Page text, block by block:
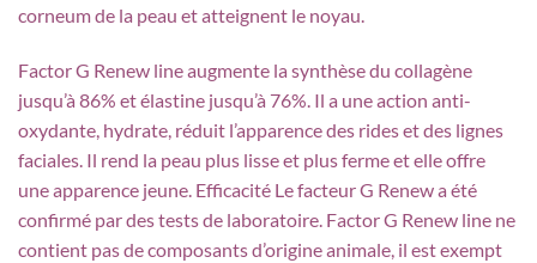
corneum de la peau et atteignent le noyau.
Factor G Renew line augmente la synthèse du collagène
jusqu’à 86% et élastine jusqu’à 76%. Il a une action anti-
oxydante, hydrate, réduit l’apparence des rides et des lignes
faciales. Il rend la peau plus lisse et plus ferme et elle offre
une apparence jeune. Efficacité Le facteur G Renew a été
confirmé par des tests de laboratoire. Factor G Renew line ne
contient pas de composants d’origine animale, il est exempt